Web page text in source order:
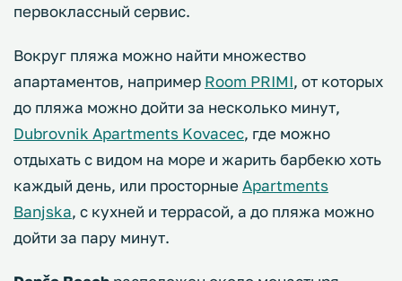
первоклассный сервис.
Вокруг пляжа можно найти множество
апартаментов, например Room PRIMI, от которых
до пляжа можно дойти за несколько минут,
Dubrovnik Apartments Kovacec, где можно
отдыхать с видом на море и жарить барбекю хоть
каждый день, или просторные Apartments
Banjska, с кухней и террасой, а до пляжа можно
дойти за пару минут.